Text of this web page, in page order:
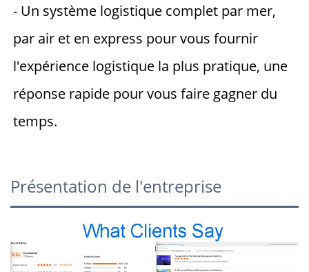
- Un système logistique complet par mer,
par air et en express pour vous fournir
l'expérience logistique la plus pratique, une
réponse rapide pour vous faire gagner du
temps.
Présentation de l'entreprise